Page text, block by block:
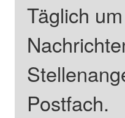
Täglich
Postfach.